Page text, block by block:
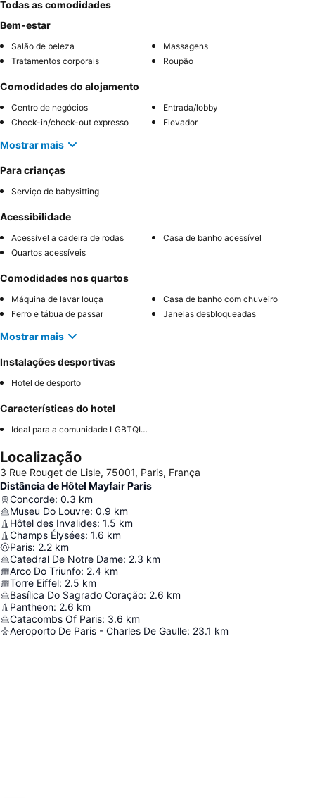
Todas as comodidades
Bem-estar
Salão de beleza
Massagens
Tratamentos corporais
Roupão
Comodidades do alojamento
Centro de negócios
Entrada/lobby
Check-in/check-out expresso
Elevador
Mostrar mais
Para crianças
Serviço de babysitting
Acessibilidade
Acessível a cadeira de rodas
Casa de banho acessível
Quartos acessíveis
Comodidades nos quartos
Máquina de lavar louça
Casa de banho com chuveiro
Ferro e tábua de passar
Janelas desbloqueadas
Mostrar mais
Instalações desportivas
Hotel de desporto
Características do hotel
Ideal para a comunidade LGBTQIA+
Localização
3 Rue Rouget de Lisle, 75001, Paris, França
Distância de Hôtel Mayfair Paris
Concorde: 0.3 km
Museu Do Louvre: 0.9 km
Hôtel des Invalides: 1.5 km
Champs Élysées: 1.6 km
Paris: 2.2 km
Catedral De Notre Dame: 2.3 km
Arco Do Triunfo: 2.4 km
Torre Eiffel: 2.5 km
Basílica Do Sagrado Coração: 2.6 km
Pantheon: 2.6 km
Catacombs Of Paris: 3.6 km
Aeroporto De Paris - Charles De Gaulle: 23.1 km